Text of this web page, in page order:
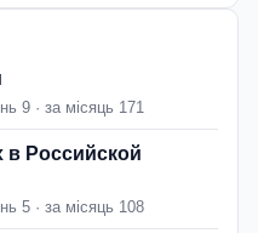
9 · за місяць 171
в Российской
5 · за місяць 108